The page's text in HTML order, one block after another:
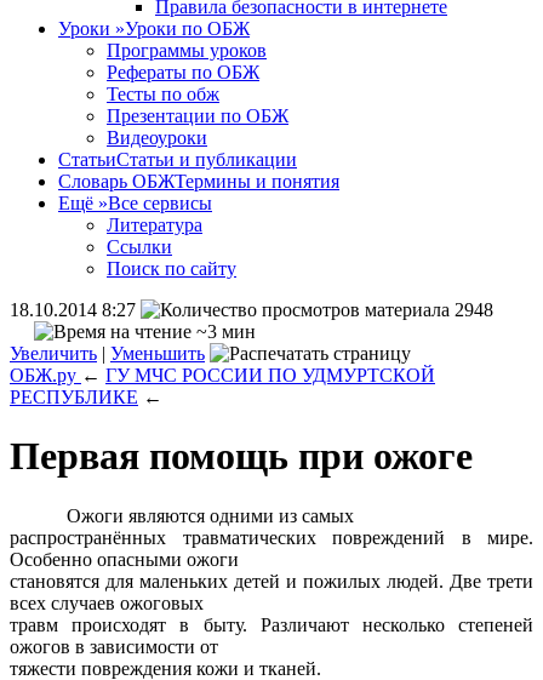
Правила безопасности в интернете
Уроки »Уроки по ОБЖ
Программы уроков
Рефераты по ОБЖ
Тесты по обж
Презентации по ОБЖ
Видеоуроки
СтатьиСтатьи и публикации
Словарь ОБЖТермины и понятия
Ещё »Все сервисы
Литература
Ссылки
Поиск по сайту
18.10.2014 8:27
2948
~3 мин
Увеличить | Уменьшить
ОБЖ.ру ← ГУ МЧС РОССИИ ПО УДМУРТСКОЙ
РЕСПУБЛИКЕ ←
Первая помощь при ожоге
Ожоги являются одними из самых
распространённых травматических повреждений в мире.
Особенно опасными ожоги
становятся для маленьких детей и пожилых людей. Две трети
всех случаев ожоговых
травм происходят в быту. Различают несколько степеней
ожогов в зависимости от
тяжести повреждения кожи и тканей.